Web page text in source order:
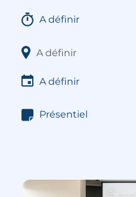
A définir
A définir
A définir
Présentiel